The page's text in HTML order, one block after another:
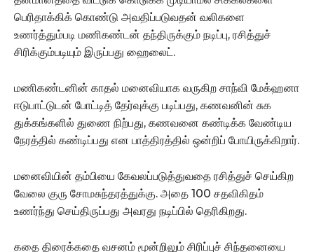
பெரிதாக்கிக் கொண்டு அவதிப்படுவதன் வலிகளை
உணர்த்தும்படி மணிகண்டன் தந்திருக்கும் நடிப்பு, ரசித்துச்
சிரிக்கும்படியும் இருப்பது ஹைலைட்.
மணிகண்டனின் காதல் மனைவியாக வருகிற சாந்வி மேக்ஹனா
ஈடுபாட்டுடன் போட்டித் தேர்வுக்கு படிப்பது, கணவனின் சுக
துக்கங்களில் துணை நிற்பது, கணவனை கண்டிக்க வேண்டிய
நேரத்தில் கண்டிப்பது என பாத்திரத்தில் ஒன்றிப் போயிருக்கிறார்.
மனைவியின் தம்பியை கேவலப்படுத்துவதை ரசித்துச் செய்கிற
வேலை குரு சோமசுந்தரத்துக்கு. அதை 100 சதவிகிதம்
உணர்ந்து செய்திருப்பது அவரது நடிப்பில் தெரிகிறது.
கதை திரைக்கதை வசனம் மூன்றிலும் சிரிப்புச் சிந்தனையை